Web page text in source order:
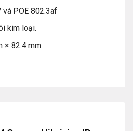
Hikvision trong nhà
I
Progressive Scan CMOS
1920×1080, 25fps.
ngoại lên đến 30m.
và POE 802.3af
kim loại.
× 82.4 mm